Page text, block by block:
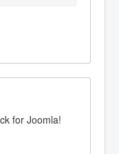
for Joomla!